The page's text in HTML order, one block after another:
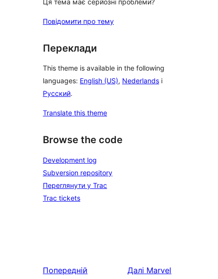
Повідомити про тему
Переклади
This theme is available in the following
languages: English (US), Nederlands і
Русский.
Translate this theme
Browse the code
Development log
Subversion repository
Переглянути у Trac
Trac tickets
Попередній
Далі Marvel